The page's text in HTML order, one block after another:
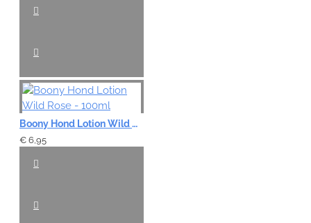
Boony Hond Lotion Wild Rose - 100ml
€ 6,95